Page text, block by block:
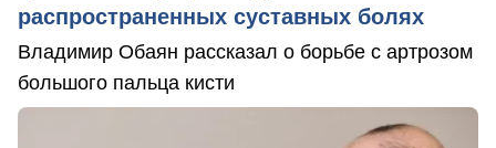
распространенных суставных болях
Владимир Обаян рассказал о борьбе с артрозом
большого пальца кисти